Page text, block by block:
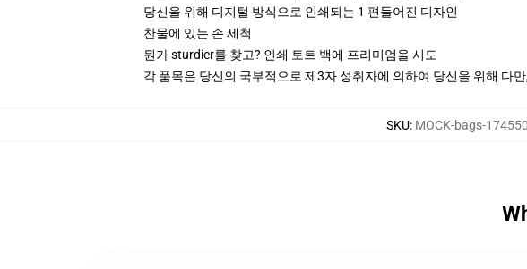
당신을 위해 디지털 방식으로 인쇄되는 1 편들어진 디자인
찬물에 있는 손 세척
뭔가 sturdier를 찾고? 인쇄 토트 백에 프리미엄을 시도
각 품목은 당신의 국부적으로 제3자 성취자에 의하여 당신을 위해 다
SKU: MOCK-bags-